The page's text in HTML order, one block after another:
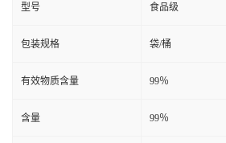
型号 食品级
包装规格 袋/桶
有效物质含量 99％
含量 99％